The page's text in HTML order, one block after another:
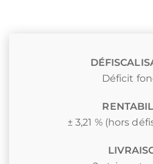
Déficit
± 3,21 % (hors